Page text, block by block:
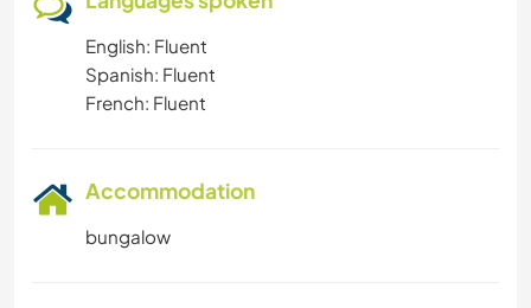
English: Fluent
Spanish: Fluent
French: Fluent
Accommodation
bungalow